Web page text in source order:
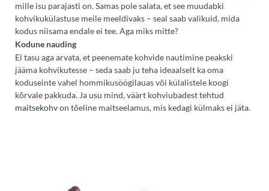
mille isu parajasti on. Samas pole salata, et see muudabki
kohvikukülastuse meile meeldivaks – seal saab valikuid, mida
kodus niisama endale ei tee. Aga miks mitte?
Kodune nauding
Ei tasu aga arvata, et peenemate kohvide nautimine peakski
jääma kohvikutesse – seda saab ju teha ideaalselt ka oma
koduseinte vahel hommikusöögilauas või külalistele koogi
kõrvale pakkuda. Ja usu mind, väärt kohviubadest tehtud
maitsekohvon tõeline maitseelamus, mis kedagi külmaks ei jäta.